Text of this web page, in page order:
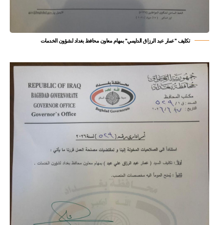
تكليف "عمار عبد الرزاق الدليمي" بمهام معاون محافظ بغداد لشؤون الخدمات